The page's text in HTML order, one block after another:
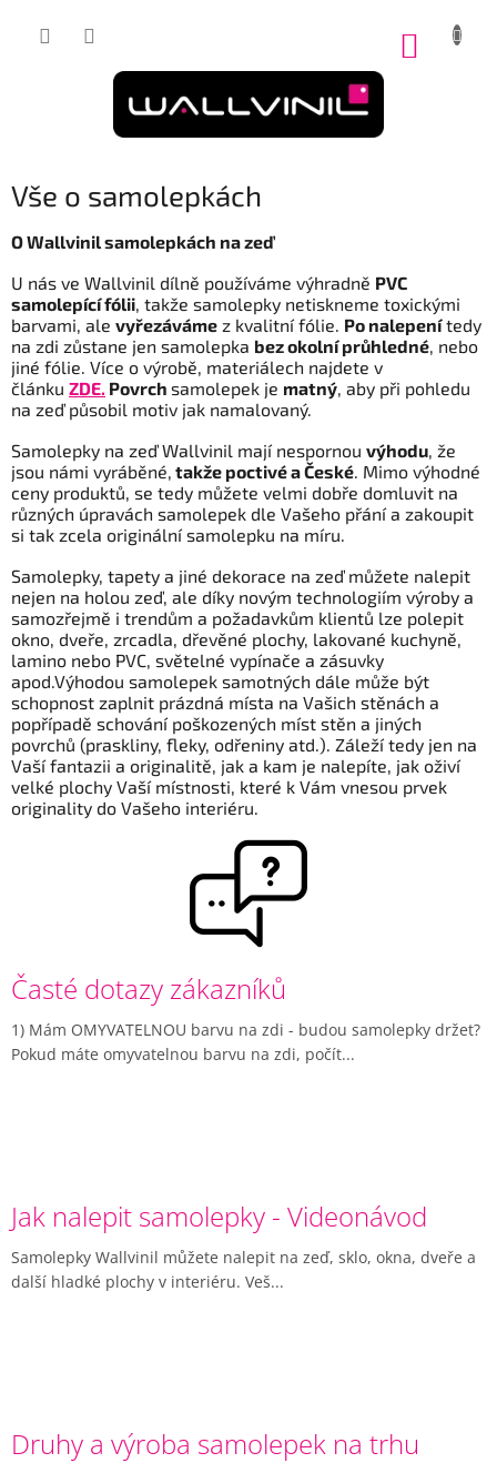
Vše o samolepkách
O Wallvinil samolepkách na zeď
U nás ve Wallvinil dílně používáme výhradně PVC
samolepící fólii, takže samolepky netiskneme toxickými
barvami, ale vyřezáváme z kvalitní fólie. Po nalepenítedy
na zdi zůstane jen samolepka bez okolní průhledné, nebo
jiné fólie. Více o výrobě, materiálech najdete v
článku ZDE. Povrch samolepek je matný, aby při pohledu
na zeď působil motiv jak namalovaný.
Samolepky na zeď Wallvinil mají nespornou výhodu, že
jsou námi vyráběné, takže poctivé a České. Mimo výhodné
ceny produktů, se tedy můžete velmi dobře domluvit na
různých úpravách samolepek dle Vašeho přání a zakoupit
si tak zcela originální samolepku na míru.
Samolepky, tapety a jiné dekorace na zeď můžete nalepit
nejen na holou zeď, ale díky novým technologiím výroby a
samozřejmě i trendům a požadavkům klientů lze polepit
okno, dveře, zrcadla, dřevěné plochy, lakované kuchyně,
lamino nebo PVC, světelné vypínače a zásuvky
apod.Výhodou samolepek samotných dále může být
schopnost zaplnit prázdná místa na Vašich stěnách a
popřípadě schování poškozených míst stěn a jiných
povrchů (praskliny, fleky, odřeniny atd.). Záleží tedy jen na
Vaší fantazii a originalitě, jak a kam je nalepíte, jak oživí
velké plochy Vaší místnosti, které k Vám vnesou prvek
originality do Vašeho interiéru.
č
l
á
n
k
Časté dotazy zákazníků
1) Mám OMYVATELNOU barvu na zdi - budou samolepky držet?
Pokud máte omyvatelnou barvu na zdi, počít...
Jak nalepit samolepky - Videonávod
Samolepky Wallvinil můžete nalepit na zeď, sklo, okna, dveře a
další hladké plochy v interiéru. Veš...
Druhy a výroba samolepek na trhu